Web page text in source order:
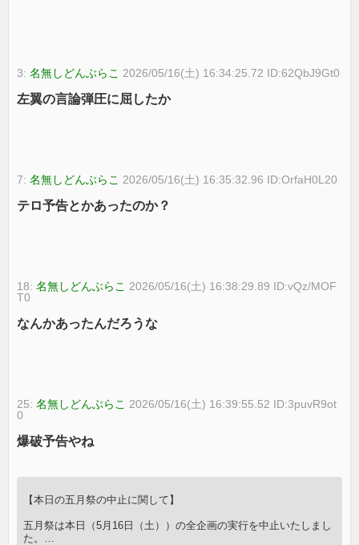
3:名無しどんぶらこ 2026/05/16(土) 16:34:25.72 ID:62QbJ9Gt0
左翼の言論弾圧に屈したか
7:名無しどんぶらこ 2026/05/16(土) 16:35:32.96 ID:OrfaH0L20
テロ予告とかあったのか？
18:名無しどんぶらこ 2026/05/16(土) 16:38:29.89 ID:vQz/MOF
T0
なんかあったんだろうな
25:名無しどんぶらこ 2026/05/16(土) 16:39:55.52 ID:3puvR9ot
0
爆破予告やね
【本日の五月祭の中止に関して】
五月祭は本日（5月16日（土））の全企画の実行を中止いたしまし
た。…